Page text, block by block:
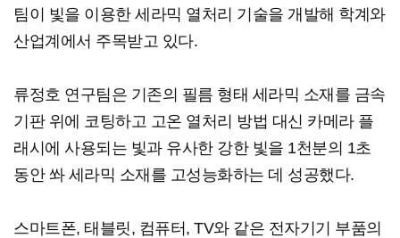
팀이 빛을 이용한 세라믹 열처리 기술을 개발해 학계와
산업계에서 주목받고 있다.
류정호 연구팀은 기존의 필름 형태 세라믹 소재를 금속
기판 위에 코팅하고 고온 열처리 방법 대신 카메라 플
래시에 사용되는 빛과 유사한 강한 빛을 1천분의 1초
동안 쏴 세라믹 소재를 고성능화하는 데 성공했다.
스마트폰, 태블릿, 컴퓨터, TV와 같은 전자기기 부품의